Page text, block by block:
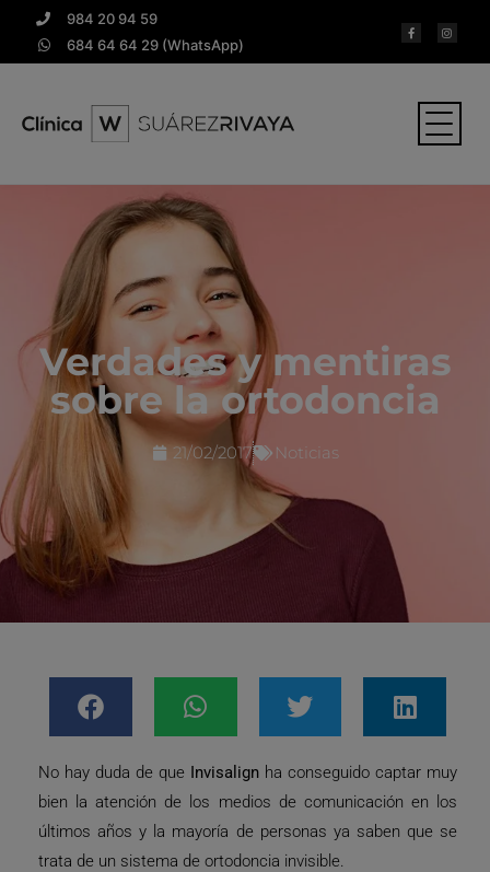
984 20 94 59
684 64 64 29 (WhatsApp)
Verdades y mentiras
sobre la ortodoncia
21/02/2017 Noticias
No hay duda de que Invisalign ha conseguido captar muy
bien la atención de los medios de comunicación en los
últimos años y la mayoría de personas ya saben que se
trata de un sistema de ortodoncia invisible.